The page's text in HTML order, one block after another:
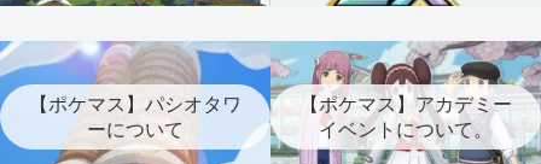
【ポケマス】パシオタワ
ーについて
【ポケマス】アカデミー
イベントについて。